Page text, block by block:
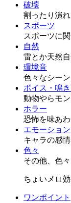
破壊
割ったり潰
スポーツ
スポーツに
自然
雷とか天然
環境音
色々なシー
ボイス・鳴
動物やらモ
ホラー
恐怖を味あ
エモーション
キャラの感
色々
その他、色々
ちょいメロ
ワンポイント